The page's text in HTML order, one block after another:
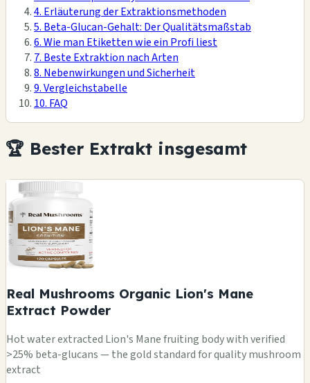
4. Erläuterung der Extraktionsmethoden
5. Beta-Glucan-Gehalt: Der Qualitätsmaßstab
6. Wie man Etiketten wie ein Profi liest
7. Beste Extraktion nach Arten
8. Nebenwirkungen und Sicherheit
9. Vergleichstabelle
10. FAQ
🏆 Bester Extrakt insgesamt
Real Mushrooms Organic Lion's Mane
Extract Powder
Hot water extracted Lion's Mane fruiting body with verified
>25% beta-glucans — the gold standard for quality mushroom
extract